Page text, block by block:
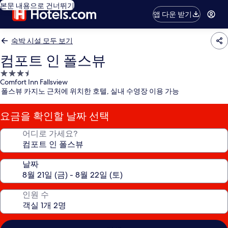
본문 내용으로 건너뛰기
앱 다운 받기
숙박 시설 모두 보기
컴포트 인 폴스뷰
3.5
성
급
숙
박
시
Comfort Inn Fallsview
폴스뷰 카지노 근처에 위치한 호텔, 실내 수영장 이용 가능
요금을 확인할 날짜 선택
어디로 가세요?
날짜
인원 수